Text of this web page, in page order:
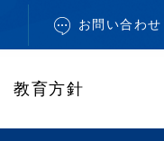
お問い合わせ
教育方針